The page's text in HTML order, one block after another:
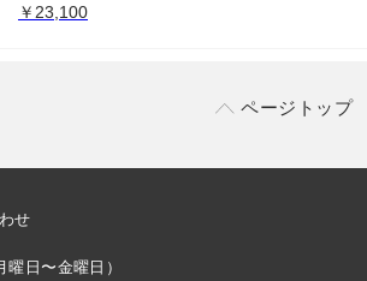
￥23,100
ページトップ
せ
日〜金曜日）